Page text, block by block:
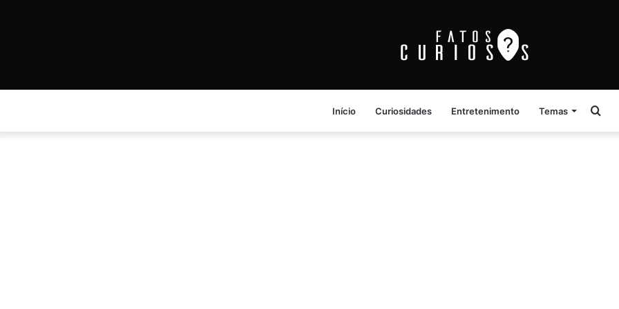
Início Curiosidades Entretenimento Temas